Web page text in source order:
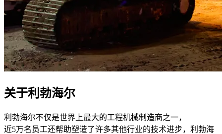
关于利勃海尔
利勃海尔不仅是世界上最大的工程机械制造商之一，
近5万名员工还帮助塑造了许多其他行业的技术进步，利勃海